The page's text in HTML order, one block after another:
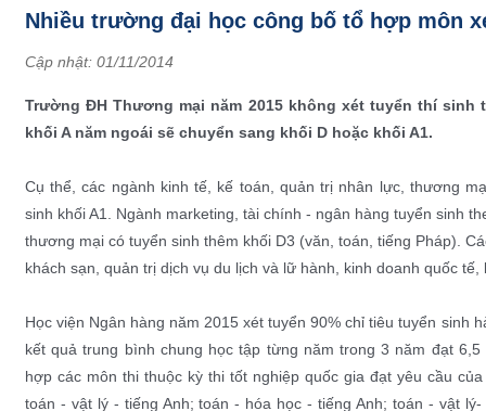
Nhiều trường đại học công bố tổ hợp môn
Cập nhật: 01/11/2014
Trường ĐH Thương mại năm 2015 không xét tuyển thí sinh
khối A năm ngoái sẽ chuyển sang khối D hoặc khối A1.
Cụ thể, các ngành kinh tế, kế toán, quản trị nhân lực, thương
sinh khối A1. Ngành marketing, tài chính - ngân hàng tuyển sinh
thương mại có tuyển sinh thêm khối D3 (văn, toán, tiếng Pháp).
khách sạn, quản trị dịch vụ du lịch và lữ hành, kinh doanh quốc
Học viện Ngân hàng năm 2015 xét tuyển 90% chỉ tiêu tuyển sinh
kết quả trung bình chung học tập từng năm trong 3 năm đạt
hợp các môn thi thuộc kỳ thi tốt nghiệp quốc gia đạt yêu cầu
toán - vật lý - tiếng Anh; toán - hóa học - tiếng Anh; toán - vật